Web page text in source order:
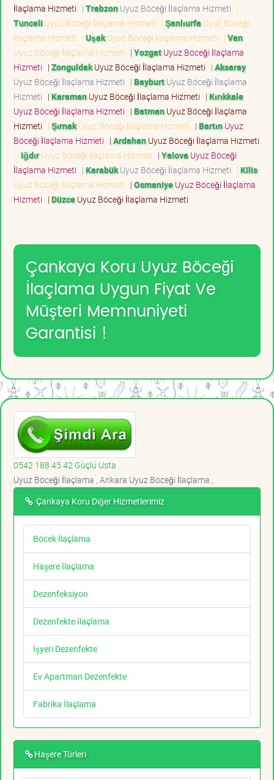
İlaçlama Hizmeti | TrabzonUyuz Böceği İlaçlama Hizmeti |
Tunceli Uyuz Böceği İlaçlama Hizmeti | Şanlıurfa Uyuz Böceği
İlaçlama Hizmeti | UşakUyuz Böceği İlaçlama Hizmeti | Van
Uyuz Böceği İlaçlama Hizmeti | YozgatUyuz Böceği İlaçlama
Hizmeti | ZonguldakUyuz Böceği İlaçlama Hizmeti | Aksaray
Uyuz Böceği İlaçlama Hizmeti | BayburtUyuz Böceği İlaçlama
Hizmeti | KaramanUyuz Böceği İlaçlama Hizmeti | Kırıkkale
Uyuz Böceği İlaçlama Hizmeti | BatmanUyuz Böceği İlaçlama
Hizmeti | ŞırnakUyuz Böceği İlaçlama Hizmeti | BartınUyuz
Böceği İlaçlama Hizmeti | ArdahanUyuz Böceği İlaçlama Hizmeti
| IğdırUyuz Böceği İlaçlama Hizmeti | Yalova Uyuz Böceği
İlaçlama Hizmeti | KarabükUyuz Böceği İlaçlama Hizmeti | Kilis
Uyuz Böceği İlaçlama Hizmeti | OsmaniyeUyuz Böceği İlaçlama
Hizmeti | DüzceUyuz Böceği İlaçlama Hizmeti
Çankaya Koru Uyuz Böceği
İlaçlama Uygun Fiyat Ve
Müşteri Memnuniyeti
Garantisi !
0542 188 45 42 Güçlü Usta
Uyuz Böceği İlaçlama , Ankara Uyuz Böceği İlaçlama ,
Çankaya Koru Diğer Hizmetlerimiz
Böcek İlaçlama
Haşere İlaçlama
Dezenfeksiyon
Dezenfekte İlaçlama
İşyeri Dezenfekte
Ev Apartman Dezenfekte
Fabrika İlaçlama
Haşere Türleri